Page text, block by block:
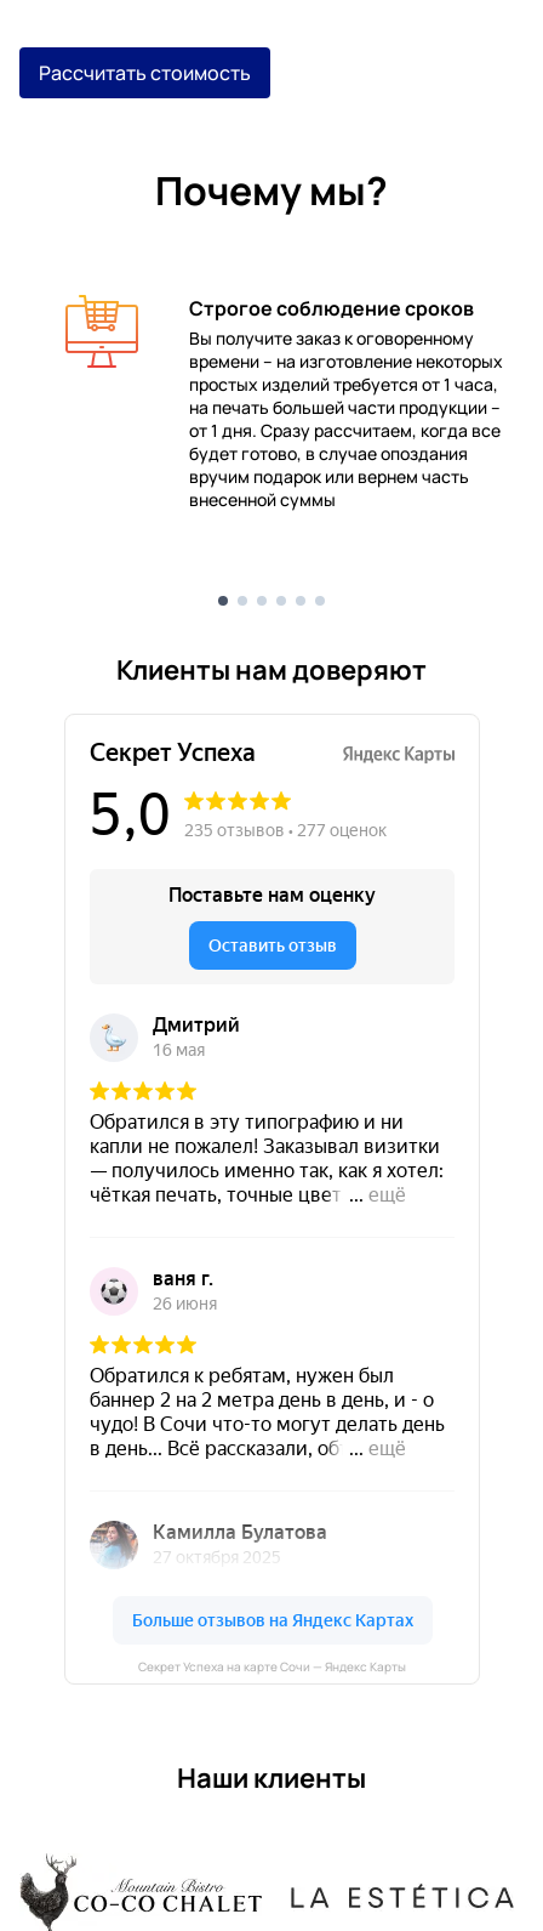
Рассчитать стоимость
Почему мы?
Строгое соблюдение сроков
Вы получите заказ к оговоренному
времени – на изготовление некоторых
простых изделий требуется от 1 часа,
на печать большей части продукции –
от 1 дня. Сразу рассчитаем, когда все
будет готово, в случае опоздания
вручим подарок или вернем часть
внесенной суммы
Клиенты нам доверяют
Секрет Успеха на карте Сочи — Яндекс Карты
Наши клиенты